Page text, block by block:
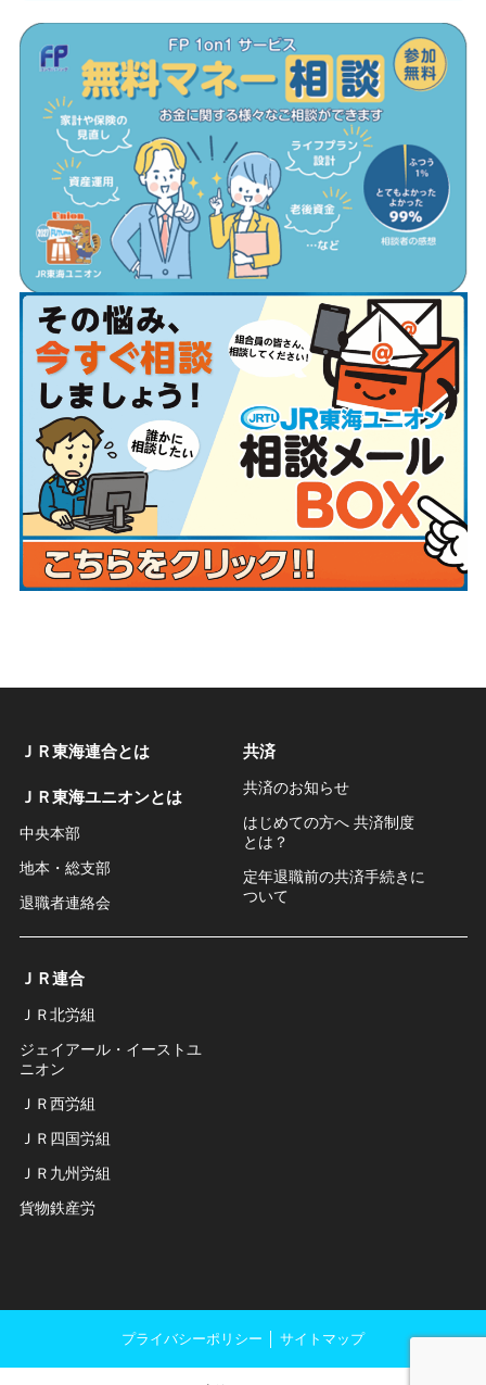
ＪＲ東海連合とは
ＪＲ東海ユニオンとは
中央本部
地本・総支部
退職者連絡会
共済
共済のお知らせ
はじめての方へ 共済制度
とは？
定年退職前の共済手続きに
ついて
ＪＲ連合
ＪＲ北労組
ジェイアール・イーストユ
ニオン
ＪＲ西労組
ＪＲ四国労組
ＪＲ九州労組
貨物鉄産労
プライバシーポリシー サイトマップ